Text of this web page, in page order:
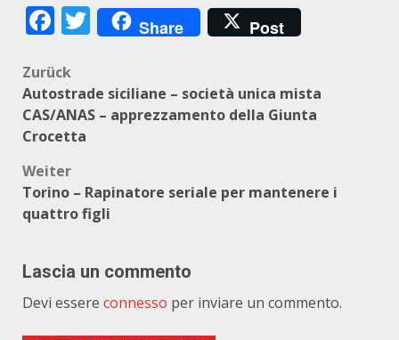
Facebook
Twitter
Share Post
Beitragsnavigation
Zurück
Autostrade siciliane – società unica mista
CAS/ANAS – apprezzamento della Giunta
Crocetta
Weiter
Torino – Rapinatore seriale per mantenere i
quattro figli
Lascia un commento
Devi essere connesso per inviare un commento.